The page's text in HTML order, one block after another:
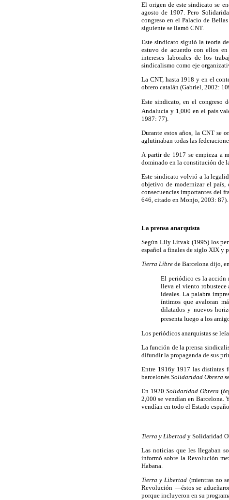
El origen de este sindicato se
agosto de 1907. Pero
congreso en el Palacio de
siguiente se llamó CNT.
Este sindicato siguió la teoría
estuvo de acuerdo con ellos
intereses laborales de los
sindicalismo como eje
La CNT, hasta 1918 y en el
obrero catalán (Gabriel, 2002:
Este sindicato, en el congreso
Andalucía y 1,000 en el país
1987: 77).
Durante estos años, la CNT se
aglutinaban todas las
A partir de 1917 se empieza a
dominado en la constitución de
Este sindicato volvió a la
objetivo de modernizar el
consecuencias importantes del
646, citado en Monjo, 2003: 87).
La prensa anarquista
Según Lily Litvak (1995) los
español a finales de siglo XIX y
Tierra Libre de Barcelona dijo,
El periódico es la acción
lleva el viento robustece
ideales. La palabra
íntimos que avaloran
dilatados y nuevos
presenta luego a los
Los periódicos anarquistas se
La función de la prensa
difundir la propaganda de sus
Entre 1916y 1917 las distintas
barcelonés Solidaridad Obrera
En 1920 Solidaridad Obrera
2,000 se vendían en Barcelona.
vendían en todo el Estado
Tierra y Libertad y Solidaridad
Las noticias que les llegaban
informó sobre la Revolución
Habana.
Tierra y Libertad (mientras no
Revolución —éstos se
porque incluyeron en su